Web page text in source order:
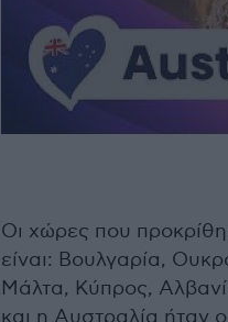
Οι χώρες που
είναι: Βουλγαρία,
Μάλτα, Κύπρος,
και η Αυστραλία ήταν